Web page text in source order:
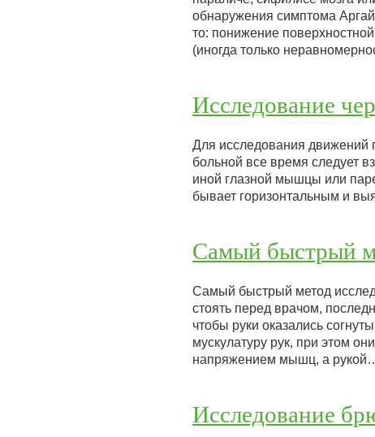
обнаружения симптома
то: понижение
(иногда только
Исследование
Для исследования движений
больной все время следует
иной глазной мышцы или
бывает горизонтальным и
Самый быстрый
Самый быстрый метод
стоять перед врачом,
чтобы руки оказались
мускулатуру рук, при этом
напряжением мышц, а
Исследование